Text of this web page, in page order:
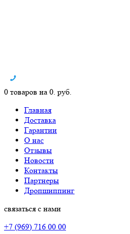
0 товаров на 0. руб.
Главная
Доставка
Гарантии
О нас
Отзывы
Новости
Контакты
Партнеры
Дропшиппинг
связаться с нами
+7 (969) 716 00 00